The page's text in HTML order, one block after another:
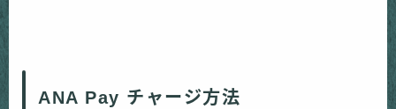
ANA Pay チャージ方法